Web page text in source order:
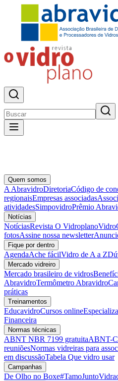
Quem somos
A AbravidroDiretoriaCódigo de
regionaisEmpresas associadas
atividadesSimpovidroPrêmio
Notícias
NotíciasRevista O Vidroplano
fotosAssine nossa newsletter
Fique por dentro
AgendaAche fácilVidro de A a Z
Mercado vidreiro
Mercado brasileiro de vidros
AbravidroTermômetro Abravidro
práticas
Treinamentos
EducavidroCursos online
Financeira
Normas técnicas
ABNT NBR 7199 gratuitaABNT-
reuniõesNormas vidreiras para
em discussãoTabela Que vidro usar
Campanhas
De Olho no Boxe